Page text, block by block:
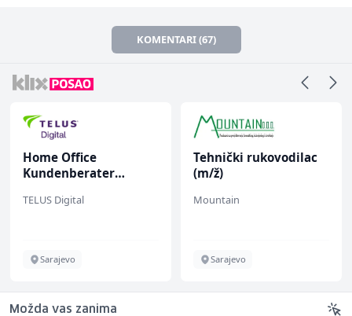
KOMENTARI (67)
Tehnički rukovodilac
(m/ž)
Mountain
Sarajevo
Mašinski inženjer (m/
ž)
Euro-Asfalt
Više lokacija
Možda vas zanima